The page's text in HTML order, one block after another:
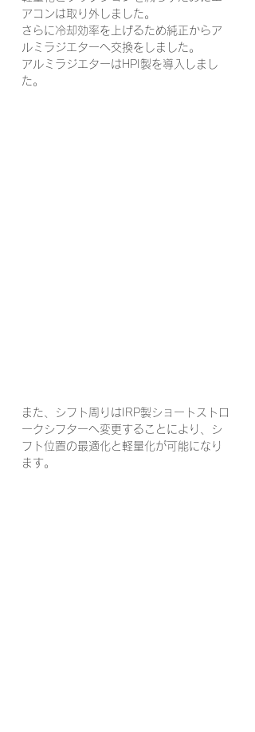
アコンは取り外しました。
さらに冷却効率を上げるため純正からア
ルミラジエターへ交換をしました。
アルミラジエターはHPI製を導入しまし
た。
また、シフト周りはIRP製ショートストロ
ークシフターへ変更することにより、シ
フト位置の最適化と軽量化が可能になり
ます。